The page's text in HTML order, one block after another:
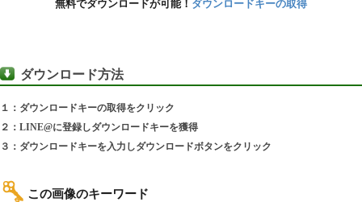
無料でダウンロードが可能！ ダウンロードキーの取得
ダウンロード方法
１：ダウンロードキーの取得をクリック
２：LINE@に登録しダウンロードキーを獲得
３：ダウンロードキーを入力しダウンロードボタンをクリック
この画像のキーワード